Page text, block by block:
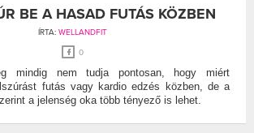
BE A HASAD FUTÁS KÖZBEN
ÍRTA: WELLANDFIT
0
mindig nem tudja pontosan, hogy miért
futás vagy kardio edzés közben, de a
a jelenség oka több tényező is lehet.